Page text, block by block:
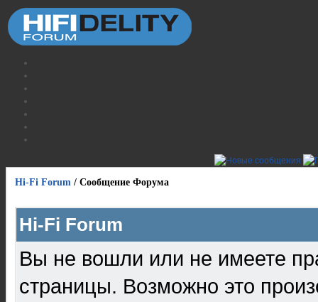
Hi-Fi Forum / Сообщение Форума
Hi-Fi Forum
Вы не вошли или не имеете
страницы. Возможно это